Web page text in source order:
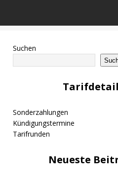
Suchen
Sonderzahlungen
Kündigungstermine
Tarifrunden
Neueste